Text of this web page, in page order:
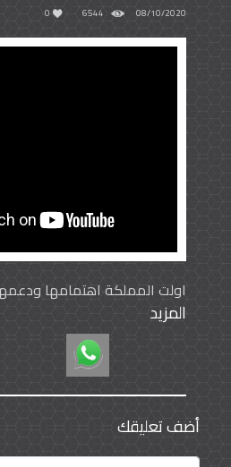
08/10/2020
6544
0
اولت المملكة اهتمامها
على جميع الاصعدة لكن قدمت
لتسديد رسوم الطلاب والطالبات
المزيد
أضف تعليقك